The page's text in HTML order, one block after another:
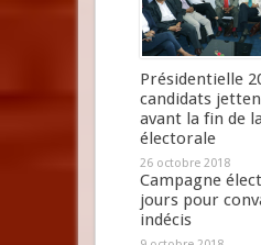
Présidentielle
candidats
avant la fin de
électorale
26 octobre 2018
Campagne
jours pour
indécis